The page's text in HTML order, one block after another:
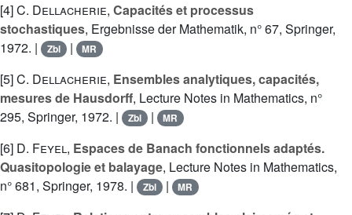
[4]C. Dellacherie, Capacités et processus
stochastiques, Ergebnisse der Mathematik, n° 67, Springer,
1972. |
Zbl | MR
[5]C. Dellacherie, Ensembles analytiques, capacités,
mesures de Hausdorff, Lecture Notes in Mathematics, n°
295, Springer, 1972. |
Zbl | MR
[6] D. Feyel, Espaces de Banach fonctionnels adaptés.
Quasitopologie et balayage, Lecture Notes in Mathematics,
n° 681, Springer, 1978. |
Zbl | MR